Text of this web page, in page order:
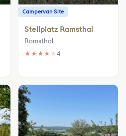
Campervan Site
Stellplatz Ramsthal
Ramsthal
★ ★ ★ ★ ★ 4